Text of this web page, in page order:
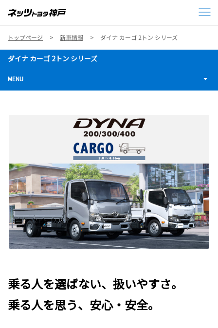
トップページ 新車情報 ダイナ カーゴ 2トン シリーズ
ダイナ カーゴ 2トン シリーズ
MENU
乗る人を選ばない、扱いやすさ。
乗る人を思う、安心・安全。